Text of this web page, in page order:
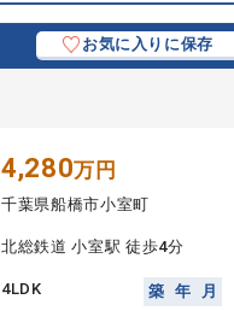
お気に入りに保存
4,280万円
千葉県船橋市小室町
北総鉄道 小室駅 徒歩4分
4LDK 築 年 月